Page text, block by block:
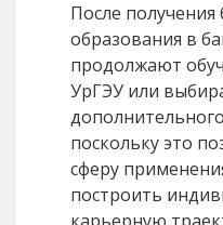
После
образования в
продолжают
УрГЭУ или
поскольку это
сферу
построить